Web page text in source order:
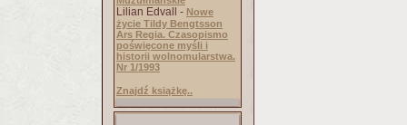
Lilian Edvall - Nowe
życie Tildy Bengtsson
Ars Regia. Czasopismo
poświęcone myśli i
historii wolnomularstwa.
Nr 1/1993
Znajdź książkę..